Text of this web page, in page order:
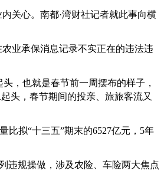
关心。南都·湾财社记者就此事向横
业承保消息记录不实正在的违法违
，也就是春节前一周摆布的样子，
头，春节期间的投亲、旅旅客流又
拟“十三五”期末的6527亿元，5年
违规操做，涉及农险、车险两大焦点